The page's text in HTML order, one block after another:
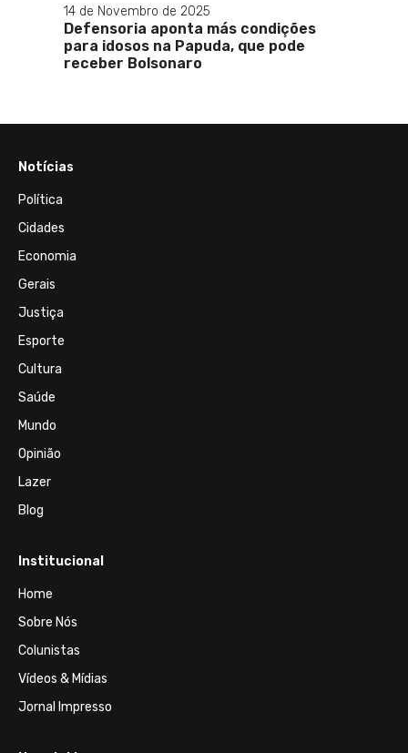
Notícias
Política
Cidades
Economia
Gerais
Justiça
Esporte
Cultura
Saúde
Mundo
Opinião
Lazer
Blog
Institucional
Home
Sobre Nós
Colunistas
Vídeos & Mídias
Jornal Impresso